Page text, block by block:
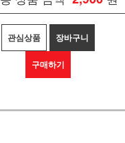
관심상품 장바구니
구매하기